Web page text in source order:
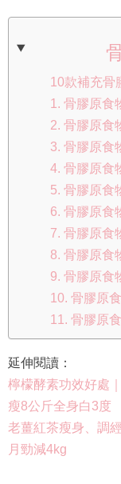
10款補充骨
1. 骨膠原食
2. 骨膠原食
3. 骨膠原食
4. 骨膠原食
5. 骨膠原食
6. 骨膠原食
7. 骨膠原食
8. 骨膠原食
9. 骨膠原食
10. 骨膠原
11. 骨膠原
延伸閱讀：
檸檬酵素功效好處
瘦8公斤全身白3度
老薑紅茶瘦身、調
月勁減4kg